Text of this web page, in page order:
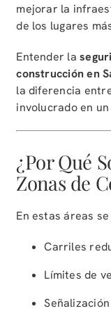
mejorar la
de los lugares
Entender la
construcción en
la diferencia
involucrado en
¿Por Qué
Zonas de
En estas áreas
Carriles
Límites de